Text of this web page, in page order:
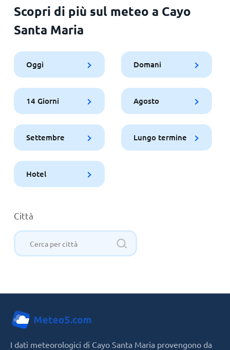
Scopri di più sul meteo a Cayo
Santa Maria
Oggi Domani
14 Giorni Agosto
Settembre Lungo termine
Hotel
Città
I dati meteorologici di Cayo Santa Maria provengono da